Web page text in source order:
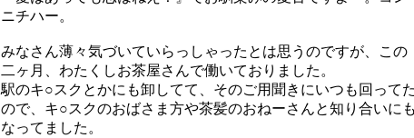
ニチハー。
みなさん薄々気づいていらっしゃったとは思うのですが、この
二ヶ月、わたくしお茶屋さんで働いておりました。
駅のキ○スクとかにも卸してて、そのご用聞きにいつも回ってた
ので、キ○スクのおばさま方や茶髪のおねーさんと知り合いにも
なってました。